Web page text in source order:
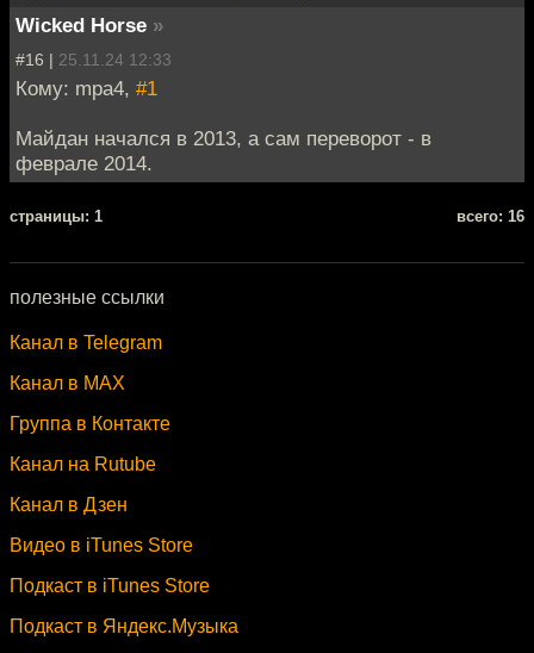
Wicked Horse »
#16 | 25.11.24 12:33
Кому: mpa4, #1
Майдан начался в 2013, а сам переворот - в
феврале 2014.
cтраницы: 1 всего: 16
полезные ссылки
Канал в Telegram
Канал в MAX
Группа в Контакте
Канал на Rutube
Канал в Дзен
Видео в iTunes Store
Подкаст в iTunes Store
Подкаст в Яндекс.Музыка